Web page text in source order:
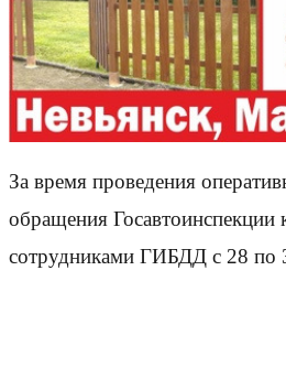
За время проведения
обращения
сотрудниками ГИБДД с 28 по